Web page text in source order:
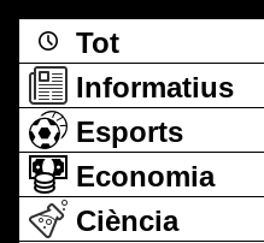
Tot
Informatius
Esports
Economia
Ciència